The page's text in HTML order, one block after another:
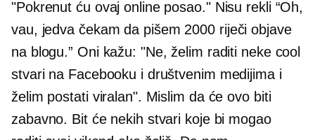
"Pokrenut ću ovaj online posao." Nisu rekli “Oh,
vau, jedva čekam da pišem 2000 riječi objave
na blogu.” Oni kažu: "Ne, želim raditi neke cool
stvari na Facebooku i društvenim medijima i
želim postati viralan". Mislim da će ovo biti
zabavno. Bit će nekih stvari koje bi mogao